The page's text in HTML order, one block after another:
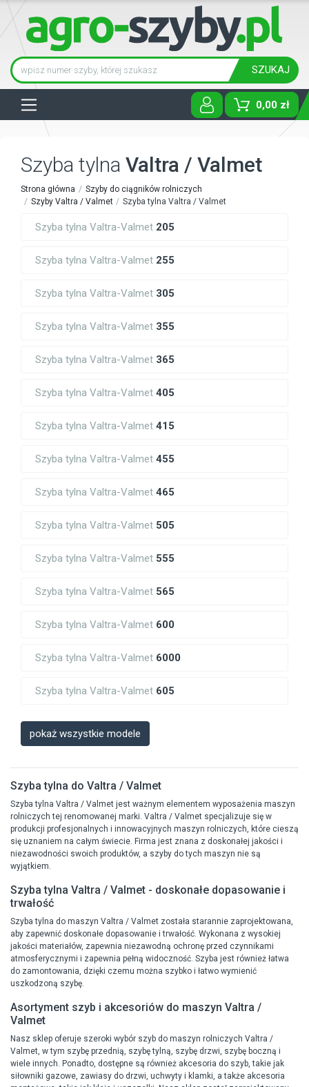
SZUKAJ
0,00 zł
Szyba tylna Valtra / Valmet
Strona główna
Szyby do ciągników rolniczych
Szyby Valtra / Valmet
Szyba tylna Valtra / Valmet
Szyba tylna Valtra-Valmet 205
Szyba tylna Valtra-Valmet 255
Szyba tylna Valtra-Valmet 305
Szyba tylna Valtra-Valmet 355
Szyba tylna Valtra-Valmet 365
Szyba tylna Valtra-Valmet 405
Szyba tylna Valtra-Valmet 415
Szyba tylna Valtra-Valmet 455
Szyba tylna Valtra-Valmet 465
Szyba tylna Valtra-Valmet 505
Szyba tylna Valtra-Valmet 555
Szyba tylna Valtra-Valmet 565
Szyba tylna Valtra-Valmet 600
Szyba tylna Valtra-Valmet 6000
Szyba tylna Valtra-Valmet 605
pokaż wszystkie modele
Szyba tylna do Valtra / Valmet
Szyba tylna Valtra / Valmet jest ważnym elementem wyposażenia maszyn
rolniczych tej renomowanej marki. Valtra / Valmet specjalizuje się w
produkcji profesjonalnych i innowacyjnych maszyn rolniczych, które cieszą
się uznaniem na całym świecie. Firma jest znana z doskonałej jakości i
niezawodności swoich produktów, a szyby do tych maszyn nie są
wyjątkiem.
Szyba tylna Valtra / Valmet - doskonałe dopasowanie i
trwałość
Szyba tylna do maszyn Valtra / Valmet została starannie zaprojektowana,
aby zapewnić doskonałe dopasowanie i trwałość. Wykonana z wysokiej
jakości materiałów, zapewnia niezawodną ochronę przed czynnikami
atmosferycznymi i zapewnia pełną widoczność. Szyba jest również łatwa
do zamontowania, dzięki czemu można szybko i łatwo wymienić
uszkodzoną szybę.
Asortyment szyb i akcesoriów do maszyn Valtra /
Valmet
Nasz sklep oferuje szeroki wybór szyb do maszyn rolniczych Valtra /
Valmet, w tym szybę przednią, szybę tylną, szybę drzwi, szybę boczną i
wiele innych. Ponadto, dostępne są również akcesoria do szyb, takie jak
siłowniki gazowe, zawiasy do drzwi, uchwyty i klamki, a także akcesoria